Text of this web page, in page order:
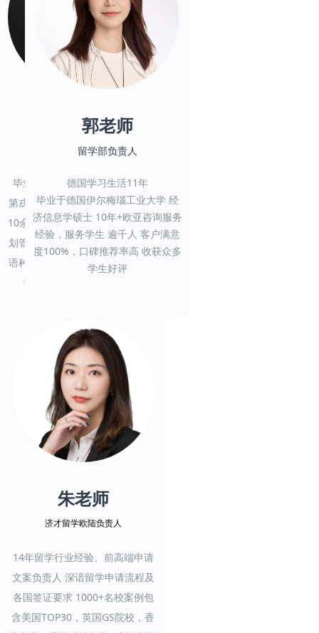
预约试听
Estelle Jiang
济才欧亚事业部负责人
毕业于ESC Dijon Bourgogne
第戎高等商学院。从业教育行业
10余年，热爱教育事业，擅长规
划管理，发掘学生亮点。熟悉小
语种留学考研和就业方向，累计
规划、指导学子数万名。
德国学习生活11年
毕业于德国伊尔梅瑙工业大学 经
济信息学硕士 10年+欧亚咨询服务
经验，服务学生 逾千人 客户满意
度100%，口碑推荐率高 收获众多
学生好评
郭老师
留学部负责人
14年留学行业经验、前高端申请
文案负责人 深谙留学申请流程及
各国签证要求 1000+名校案例包
含美国TOP30，英国GS院校，香
朱老师
济才留学欧陆负责人